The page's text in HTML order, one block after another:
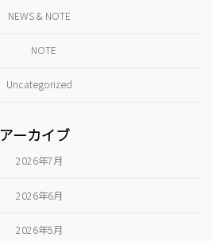
NEWS & NOTE
NOTE
Uncategorized
アーカイブ
2026年7月
2026年6月
2026年5月